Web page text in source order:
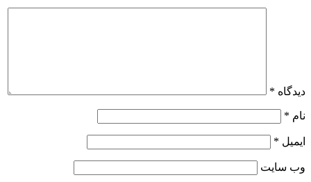
دیدگاه *
نام *
ایمیل *
وب‌ سایت